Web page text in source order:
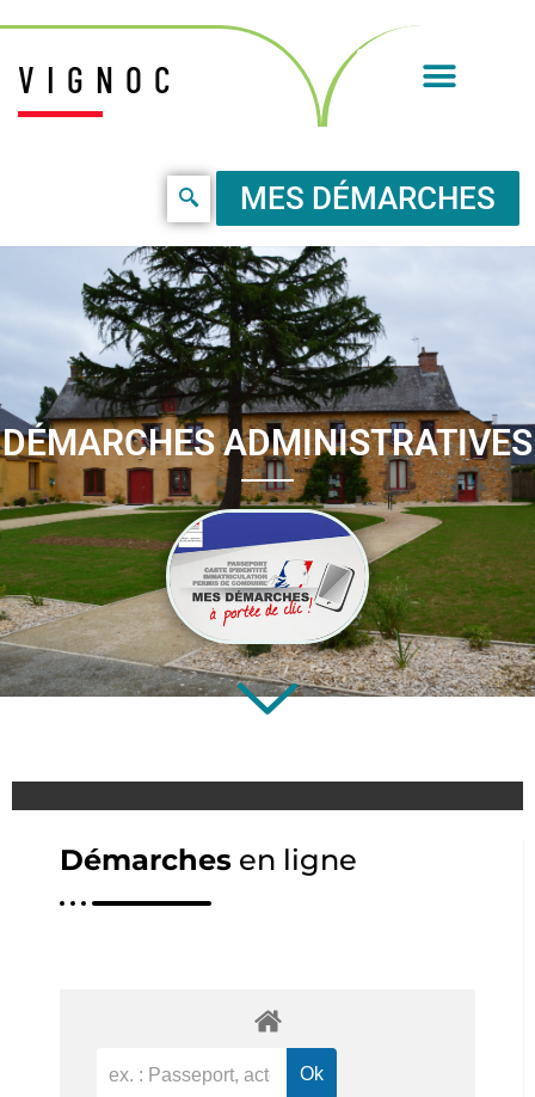
VIGNOC
MES DÉMARCHES
DÉMARCHES ADMINISTRATIVES
Démarches en ligne